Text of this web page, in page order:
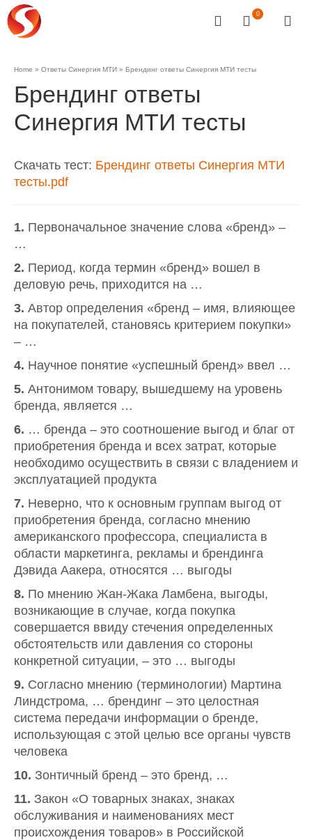
0
Home » Ответы Синергия МТИ » Брендинг ответы Синергия МТИ тесты
Брендинг ответы
Синергия МТИ тесты
Скачать тест: Брендинг ответы Синергия МТИ
тесты.pdf
1. Первоначальное значение слова «бренд» –
…
2. Период, когда термин «бренд» вошел в
деловую речь, приходится на …
3. Автор определения «бренд – имя, влияющее
на покупателей, становясь критерием покупки»
– …
4. Научное понятие «успешный бренд» ввел …
5. Антонимом товару, вышедшему на уровень
бренда, является …
6. … бренда – это соотношение выгод и благ от
приобретения бренда и всех затрат, которые
необходимо осуществить в связи с владением и
эксплуатацией продукта
7. Неверно, что к основным группам выгод от
приобретения бренда, согласно мнению
американского профессора, специалиста в
области маркетинга, рекламы и брендинга
Дэвида Аакера, относятся … выгоды
8. По мнению Жан-Жака Ламбена, выгоды,
возникающие в случае, когда покупка
совершается ввиду стечения определенных
обстоятельств или давления со стороны
конкретной ситуации, – это … выгоды
9. Согласно мнению (терминологии) Мартина
Линдстрома, … брендинг – это целостная
система передачи информации о бренде,
использующая с этой целью все органы чувств
человека
10. Зонтичный бренд – это бренд, …
11. Закон «О товарных знаках, знаках
обслуживания и наименованиях мест
происхождения товаров» в Российской